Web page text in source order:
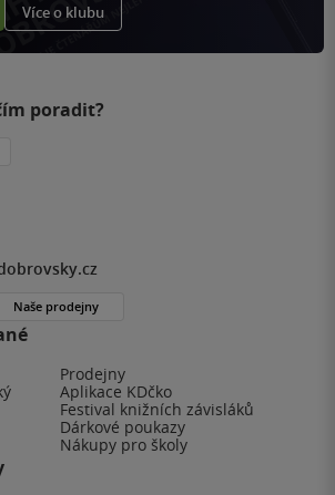
Více o klubu
Prodejny
Aplikace KDčko
Festival knižních závisláků
Dárkové poukazy
Nákupy pro školy
poradit?
Naše prodejny